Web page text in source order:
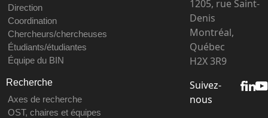
Direction
Coordination
Chercheurs/chercheuses
Étudiants/étudiantes
Équipe du BIN
Recherche
Axes de recherche
OST, chaires et équipes
1205, rue Saint-
Denis
Montréal,
Québec
H2X 3R9
Suivez-
nous